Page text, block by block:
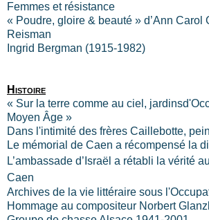
Femmes et résistance
« Poudre, gloire & beauté » d’Ann Carol
Reisman
Ingrid Bergman (1915-1982)
Histoire
« Sur la terre comme au ciel,
Moyen Âge »
Dans l'intimité des frères Caillebotte,
Le mémorial de Caen a récompensé la
L’ambassade d’Israël a rétabli la vérité
Caen
Archives de la vie littéraire sous
Hommage au compositeur Norbert